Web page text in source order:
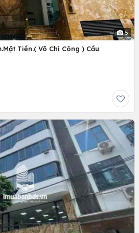
5
Tiền.( Võ Chí Công ) Cầu